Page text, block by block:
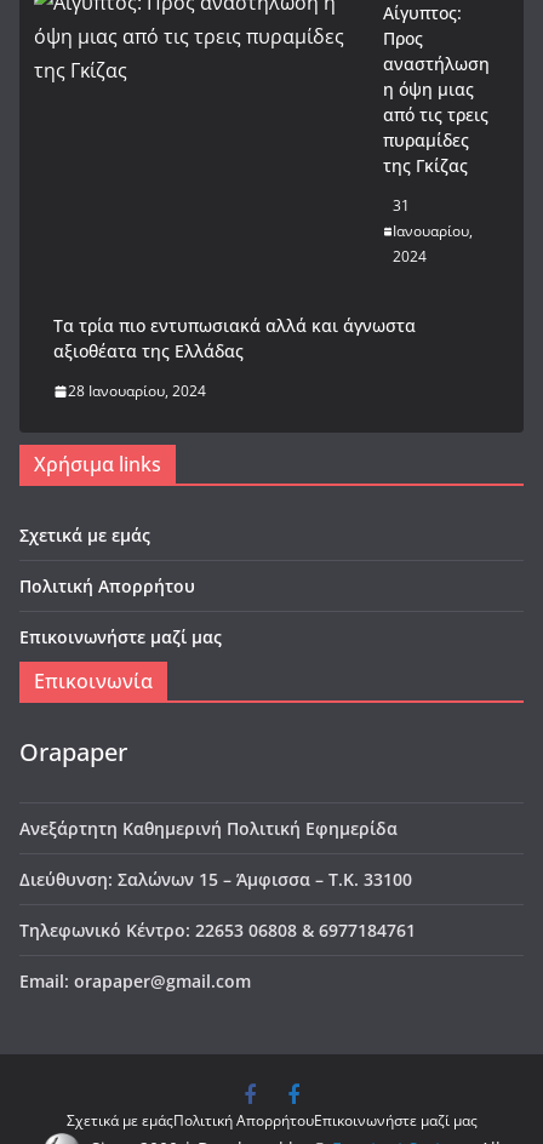
Αίγυπτος:
Προς
αναστήλωση
η όψη μιας
από τις τρεις
πυραμίδες
της Γκίζας
31
Ιανουαρίου,
2024
Tα τρία πιο εντυπωσιακά αλλά και άγνωστα
αξιοθέατα της Ελλάδας
28 Ιανουαρίου, 2024
Χρήσιμα links
Σχετικά με εμάς
Πολιτική Απορρήτου
Επικοινωνήστε μαζί μας
Επικοινωνία
Orapaper
Ανεξάρτητη Καθημερινή Πολιτική Εφημερίδα
Διεύθυνση: Σαλώνων 15 – Άμφισσα – Τ.Κ. 33100
Τηλεφωνικό Κέντρο: 22653 06808 & 6977184761
Email: orapaper@gmail.com
Σχετικά με εμάςΠολιτική ΑπορρήτουΕπικοινωνήστε μαζί μας